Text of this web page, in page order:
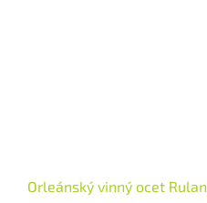
Orleánský vinný ocet